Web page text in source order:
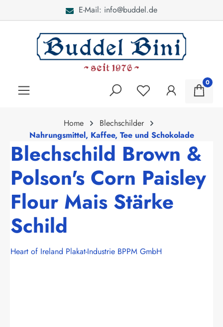
E-Mail: info@buddel.de
0
Home
Blechschilder
Nahrungsmittel, Kaffee, Tee und Schokolade
Blechschild Brown &
Polson's Corn Paisley
Flour Mais Stärke
Schild
Heart of Ireland Plakat-Industrie BPPM GmbH